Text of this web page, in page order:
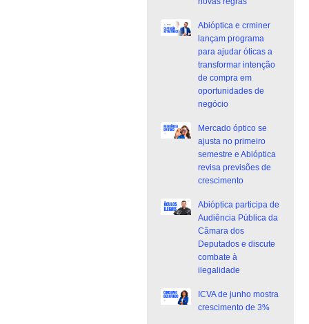
Abióptica e crminer
lançam programa
para ajudar óticas a
transformar intenção
de compra em
oportunidades de
negócio
Mercado óptico se
ajusta no primeiro
semestre e Abióptica
revisa previsões de
crescimento
Abióptica participa de
Audiência Pública da
Câmara dos
Deputados e discute
combate à
ilegalidade
ICVA de junho mostra
crescimento de 3%